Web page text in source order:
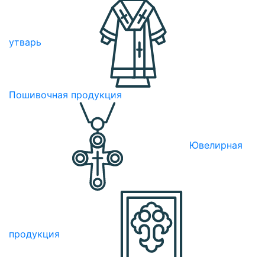
утварь
Пошивочная продукция
Ювелирная
продукция